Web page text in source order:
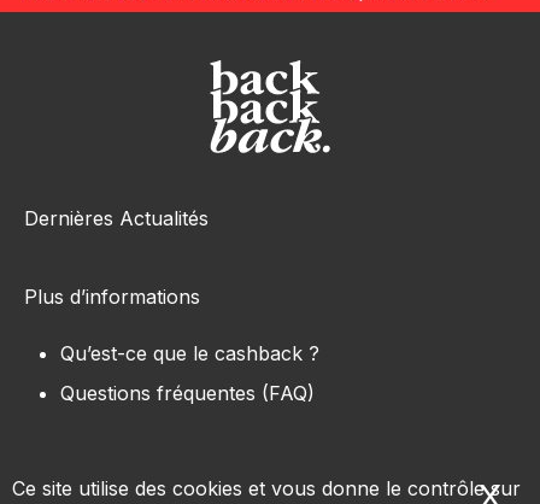
Ce site utilise des cookies et vous donne le contrôle sur
Dernières Actualités
Plus d’informations
Qu’est-ce que le cashback ?
Questions fréquentes (FAQ)